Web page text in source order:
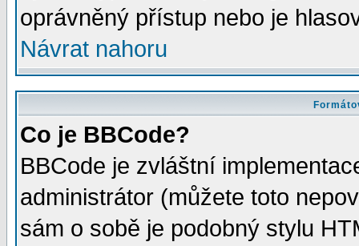
oprávněný přístup nebo je
Návrat nahoru
Co je BBCode?
BBCode je zvláštní
administrátor (můžete toto
sám o sobě je podobný stylu